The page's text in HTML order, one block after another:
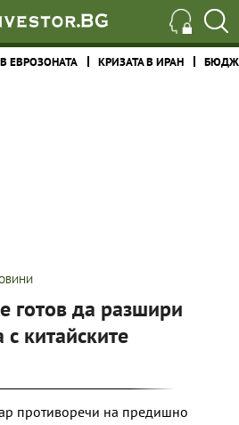
ЕВРОЗОНАТА КРИЗАТА В ИРАН
готов да разшири
с китайските
противоречи на предишно